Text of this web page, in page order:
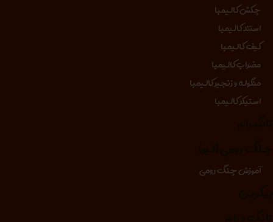
چکش کالیمبا
استند کالیمبا
کیف کالیمبا
مضراب کالیمبا
منگوله و زنجیر کالیمبا
استیکر کالیمبا
آموزش چنگ رومی